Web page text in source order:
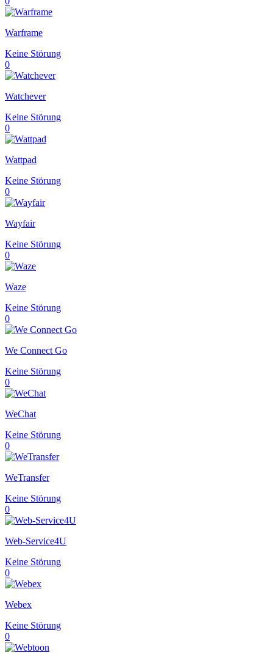
Warframe
Keine Störung
0
Watchever
Keine Störung
0
Wattpad
Keine Störung
0
Wayfair
Keine Störung
0
Waze
Keine Störung
0
We Connect Go
Keine Störung
0
WeChat
Keine Störung
0
WeTransfer
Keine Störung
0
Web-Service4U
Keine Störung
0
Webex
Keine Störung
0